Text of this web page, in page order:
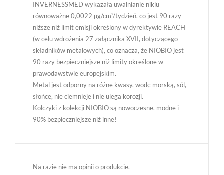
INVERNESSMED wykazała uwalnianie niklu
równoważne 0,0022 µg/cm²/tydzień, co jest 90 razy
niższe niż limit emisji określony w dyrektywie REACH
(w celu wdrożenia 27 załącznika XVII, dotyczącego
składników metalowych), co oznacza, że ​​NIOBIO jest
90 razy bezpieczniejsze niż limity określone w
prawodawstwie europejskim.
Metal jest odporny na różne kwasy, wodę morską, sól,
słońce, nie ciemnieje i nie ulega korozji.
Kolczyki z kolekcji NIOBIO są nowoczesne, modne i
90% bezpieczniejsze niż inne!
Na razie nie ma opinii o produkcie.